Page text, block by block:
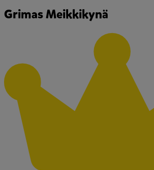
Grimas Meikkikynä